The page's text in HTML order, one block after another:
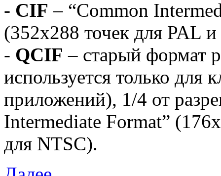
- CIF– “Common
(352x288 точек для PAL
- QCIF– старый формат
используется только
приложений), 1/4 от
Intermediate Format”
для NTSC).